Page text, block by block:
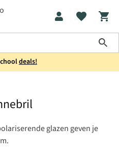
deals!
glazen geven je